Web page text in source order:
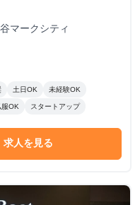
マークシティ
土日OK 未経験OK
服OK スタートアップ
求人を見る